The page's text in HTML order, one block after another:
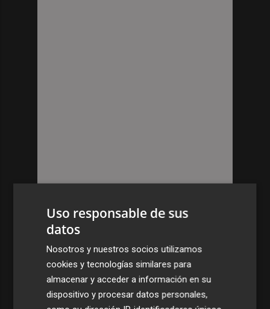
Uso responsable de sus
datos
Nosotros y nuestros socios utilizamos
cookies y tecnologías similares para
almacenar y acceder a información en su
dispositivo y procesar datos personales,